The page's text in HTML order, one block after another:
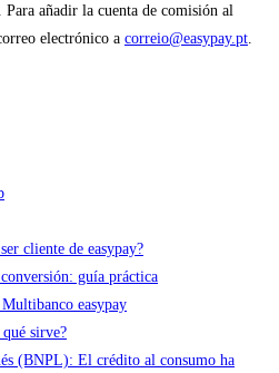
. Para añadir la cuenta de comisión al
electrónico a correio@easypay.pt.
cliente de easypay?
guía práctica
easypay
sirve?
(BNPL): El crédito al consumo ha